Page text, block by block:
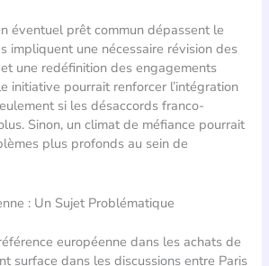
éventuel prêt commun dépassent le
impliquent une nécessaire révision des
une redéfinition des engagements
initiative pourrait renforcer l’intégration
si les désaccords franco-
Sinon, un climat de méfiance pourrait
plus profonds au sein de
: Un Sujet Problématique
européenne dans les achats de
surface dans les discussions entre Paris